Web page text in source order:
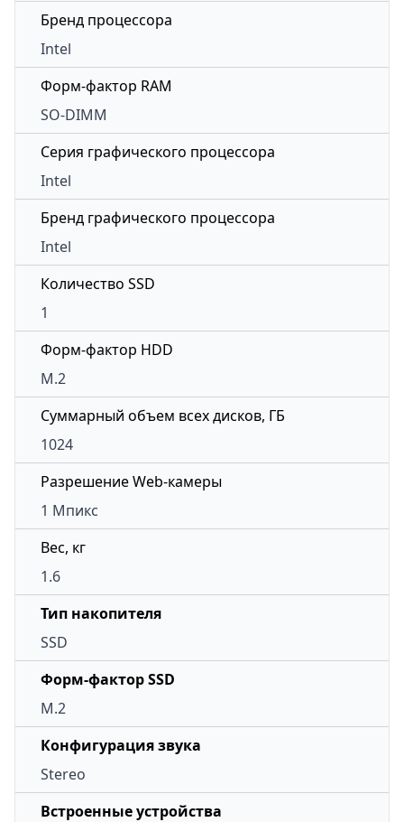
Бренд процессора
Intel
Форм-фактор RAM
SO-DIMM
Серия графического процессора
Intel
Бренд графического процессора
Intel
Количество SSD
1
Форм-фактор HDD
M.2
Суммарный объем всех дисков, ГБ
1024
Разрешение Web-камеры
1 Мпикс
Вес, кг
1.6
Тип накопителя
SSD
Форм-фактор SSD
M.2
Конфигурация звука
Stereo
Встроенные устройства